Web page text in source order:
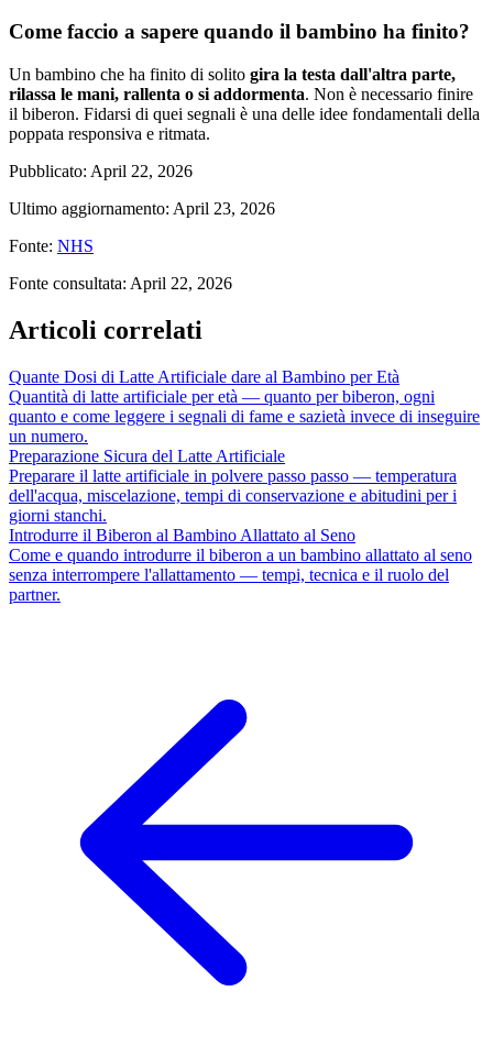
Come faccio a sapere quando il bambino ha finito?
Un bambino che ha finito di solito gira la testa dall'altra parte,
rilassa le mani, rallenta o si addormenta. Non è necessario finire
il biberon. Fidarsi di quei segnali è una delle idee fondamentali della
poppata responsiva e ritmata.
Pubblicato: April 22, 2026
Ultimo aggiornamento: April 23, 2026
Fonte: NHS
Fonte consultata: April 22, 2026
Articoli correlati
Quante Dosi di Latte Artificiale dare al Bambino per Età
Quantità di latte artificiale per età — quanto per biberon, ogni
quanto e come leggere i segnali di fame e sazietà invece di inseguire
un numero.
Preparazione Sicura del Latte Artificiale
Preparare il latte artificiale in polvere passo passo — temperatura
dell'acqua, miscelazione, tempi di conservazione e abitudini per i
giorni stanchi.
Introdurre il Biberon al Bambino Allattato al Seno
Come e quando introdurre il biberon a un bambino allattato al seno
senza interrompere l'allattamento — tempi, tecnica e il ruolo del
partner.